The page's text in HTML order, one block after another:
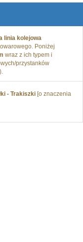
linia kolejowa
Poniżej
wraz z ich typem i
przystanków
- Trakiszki [o znaczenia